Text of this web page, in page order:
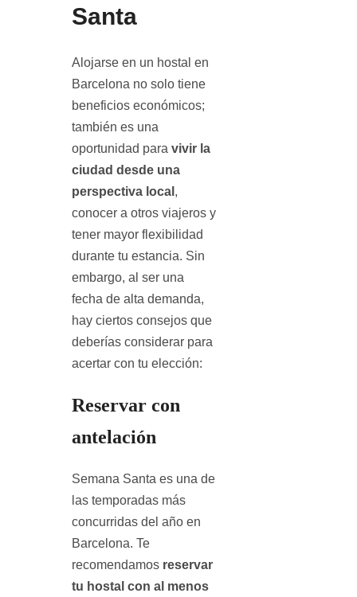
Santa
Alojarse en un hostal en
Barcelona no solo tiene
beneficios económicos;
también es una
oportunidad para vivir la
ciudad desde una
perspectiva local ,
conocer a otros viajeros y
tener mayor flexibilidad
durante tu estancia. Sin
embargo, al ser una
fecha de alta demanda,
hay ciertos consejos que
deberías considerar para
acertar con tu elección:
Reservar con
antelación
Semana Santa es una de
las temporadas más
concurridas del año en
Barcelona. Te
recomendamos reservar
tu hostal con al menos